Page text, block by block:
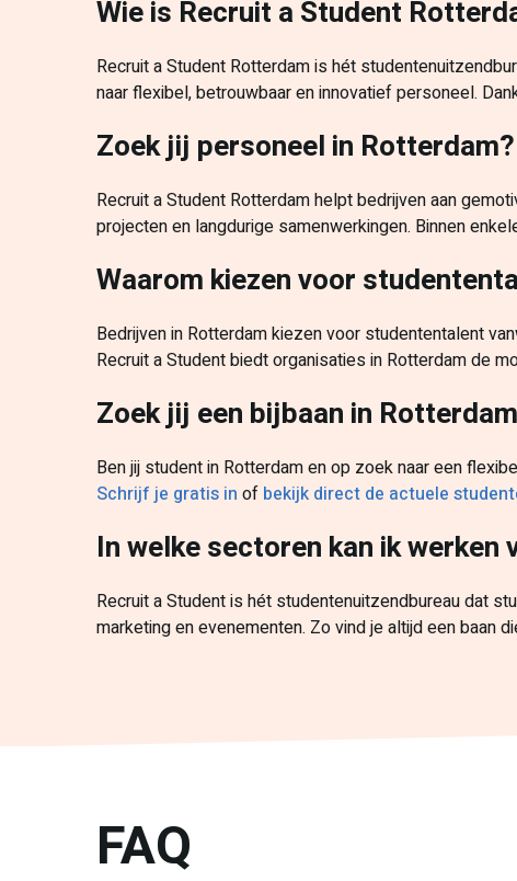
Wie is Recruit a Student
Recruit a Student Rotterdam is hét
naar flexibel, betrouwbaar en innovatief personeel.
Zoek jij personeel in Rotterdam?
Recruit a Student Rotterdam helpt bedrijven aan
projecten en langdurige samenwerkingen. Binnen
Waarom kiezen voor
Bedrijven in Rotterdam kiezen voor studententalent
Recruit a Student biedt organisaties in Rotterdam de
Zoek jij een bijbaan in
Ben jij student in Rotterdam en op zoek naar een
Schrijf je gratis in of bekijk direct de actuele
In welke sectoren kan ik
Recruit a Student is hét studentenuitzendbureau dat
marketing en evenementen. Zo vind je altijd een baan
FAQ